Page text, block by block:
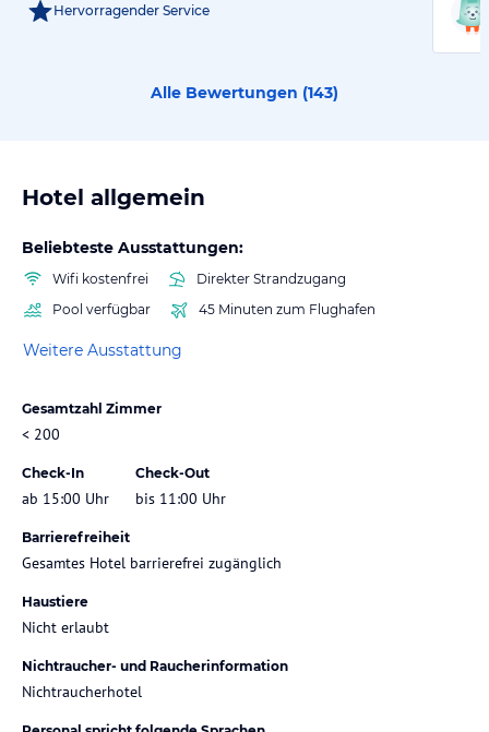
Hervorragender Service
Alle Bewertungen (143)
Hotel allgemein
Beliebteste Ausstattungen:
Wifi kostenfrei
Direkter Strandzugang
Pool verfügbar
45 Minuten zum Flughafen
Weitere Ausstattung
Gesamtzahl Zimmer
< 200
Check-In
ab 15:00 Uhr
Check-Out
bis 11:00 Uhr
Barrierefreiheit
Gesamtes Hotel barrierefrei zugänglich
Haustiere
Nicht erlaubt
Nichtraucher- und Raucherinformation
Nichtraucherhotel